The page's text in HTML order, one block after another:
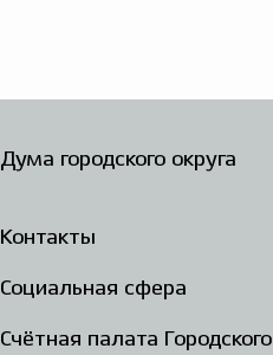
Дума городского округа
Контакты
Социальная сфера
Счётная палата Городского